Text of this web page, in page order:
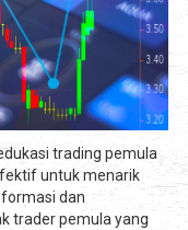
trading pemula
untuk menarik
dan
trader pemula yang